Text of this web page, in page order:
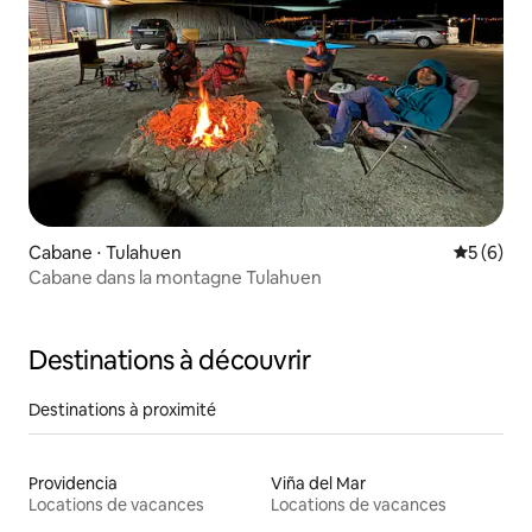
Cabane ⋅ Tulahuen
5 (6)
Cabane dans la montagne Tulahuen
Destinations à découvrir
Destinations à proximité
Providencia
Locations de vacances
Viña del Mar
Locations de vacances